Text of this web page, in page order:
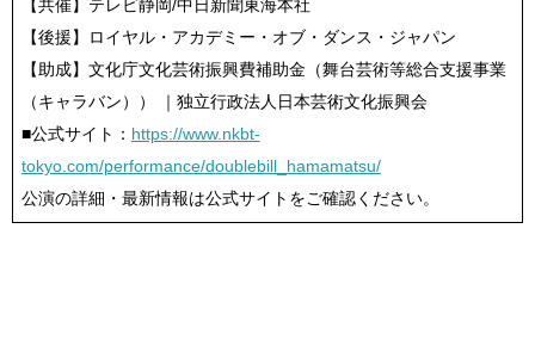
【共催】テレビ静岡/中日新聞東海本社
【後援】ロイヤル・アカデミー・オブ・ダンス・ジャパン
【助成】文化庁文化芸術振興費補助金（舞台芸術等総合支援事業
（キャラバン）） ｜独立行政法人日本芸術文化振興会
■公式サイト： https://www.nkbt-
tokyo.com/performance/doublebill_hamamatsu/
公演の詳細・最新情報は公式サイトをご確認ください。